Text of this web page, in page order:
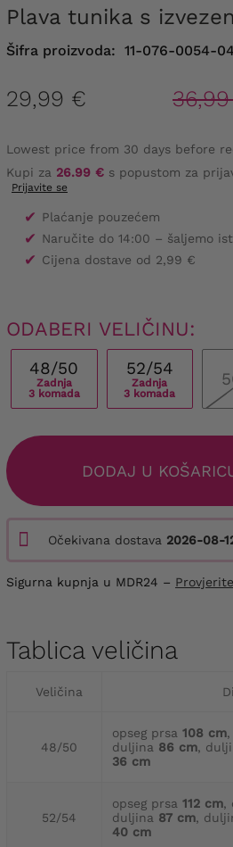
Plava tunika s
Šifra proizvoda: 11-076-0054-
29,99 €
Lowest price from 30 days before
Kupi za 26.99 € s popustom za
Prijavite se
✔ Plaćanje pouzećem
✔ Naručite do 14:00 – šaljemo
✔ Cijena dostave od 2,99 €
ODABERI VELIČINU:
48/50
Zadnja
3 komada
52/54
Zadnja
3 komada
DODAJ U
Očekivana dostava 2026-08-
Sigurna kupnja u MDR24 –
Tablica veličina
Veličina
48/50
opseg prsa 108 cm
duljina 86 cm,
36 cm
52/54
opseg prsa 112 cm,
duljina 87 cm,
40 cm